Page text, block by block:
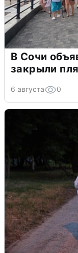
В Сочи
закрыли
6 августа 0